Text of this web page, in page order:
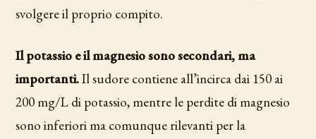
svolgere il proprio compito.
Il potassio e il magnesio sono secondari, ma
importanti.Il sudore contiene all’incirca dai 150 ai
200 mg/L di potassio, mentre le perdite di magnesio
sono inferiori ma comunque rilevanti per la